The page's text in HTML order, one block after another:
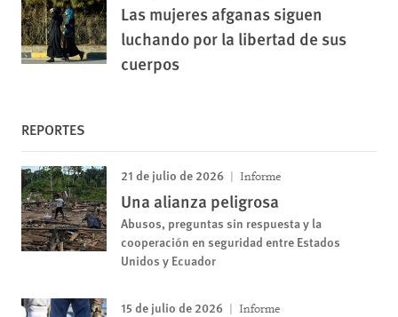
Las mujeres afganas siguen
luchando por la libertad de sus
cuerpos
REPORTES
21 de julio de 2026 Informe
Una alianza peligrosa
Abusos, preguntas sin respuesta y la
cooperación en seguridad entre Estados
Unidos y Ecuador
15 de julio de 2026 Informe